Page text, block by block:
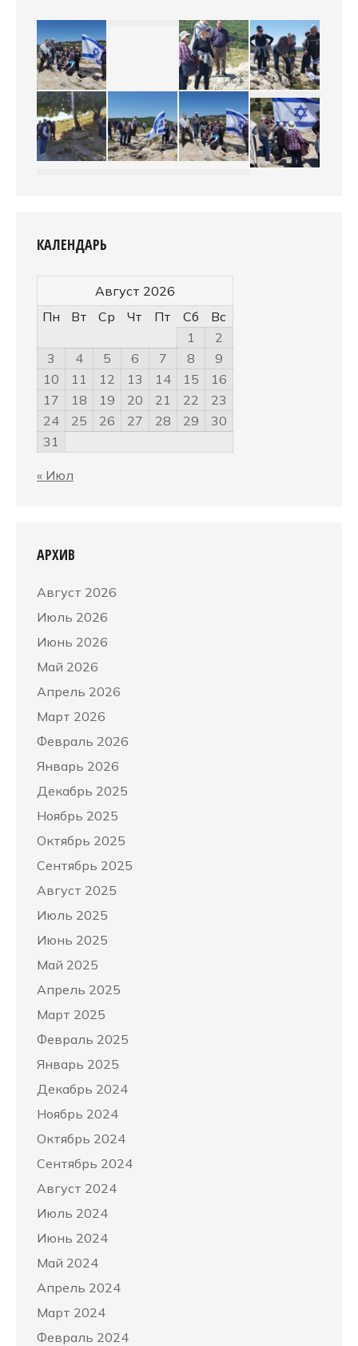
КАЛЕНДАРЬ
Август 2026
Пн
Вт Ср Чт Пт Сб
Вс
1
2
3
4 5 6 7 8
9
10
11 12 13 14 15
16
17
18 19 20 21 22
23
24
25 26 27 28 29
30
31
« Июл
АРХИВ
Август 2026
Июль 2026
Июнь 2026
Май 2026
Апрель 2026
Март 2026
Февраль 2026
Январь 2026
Декабрь 2025
Ноябрь 2025
Октябрь 2025
Сентябрь 2025
Август 2025
Июль 2025
Июнь 2025
Май 2025
Апрель 2025
Март 2025
Февраль 2025
Январь 2025
Декабрь 2024
Ноябрь 2024
Октябрь 2024
Сентябрь 2024
Август 2024
Июль 2024
Июнь 2024
Май 2024
Апрель 2024
Март 2024
Февраль 2024